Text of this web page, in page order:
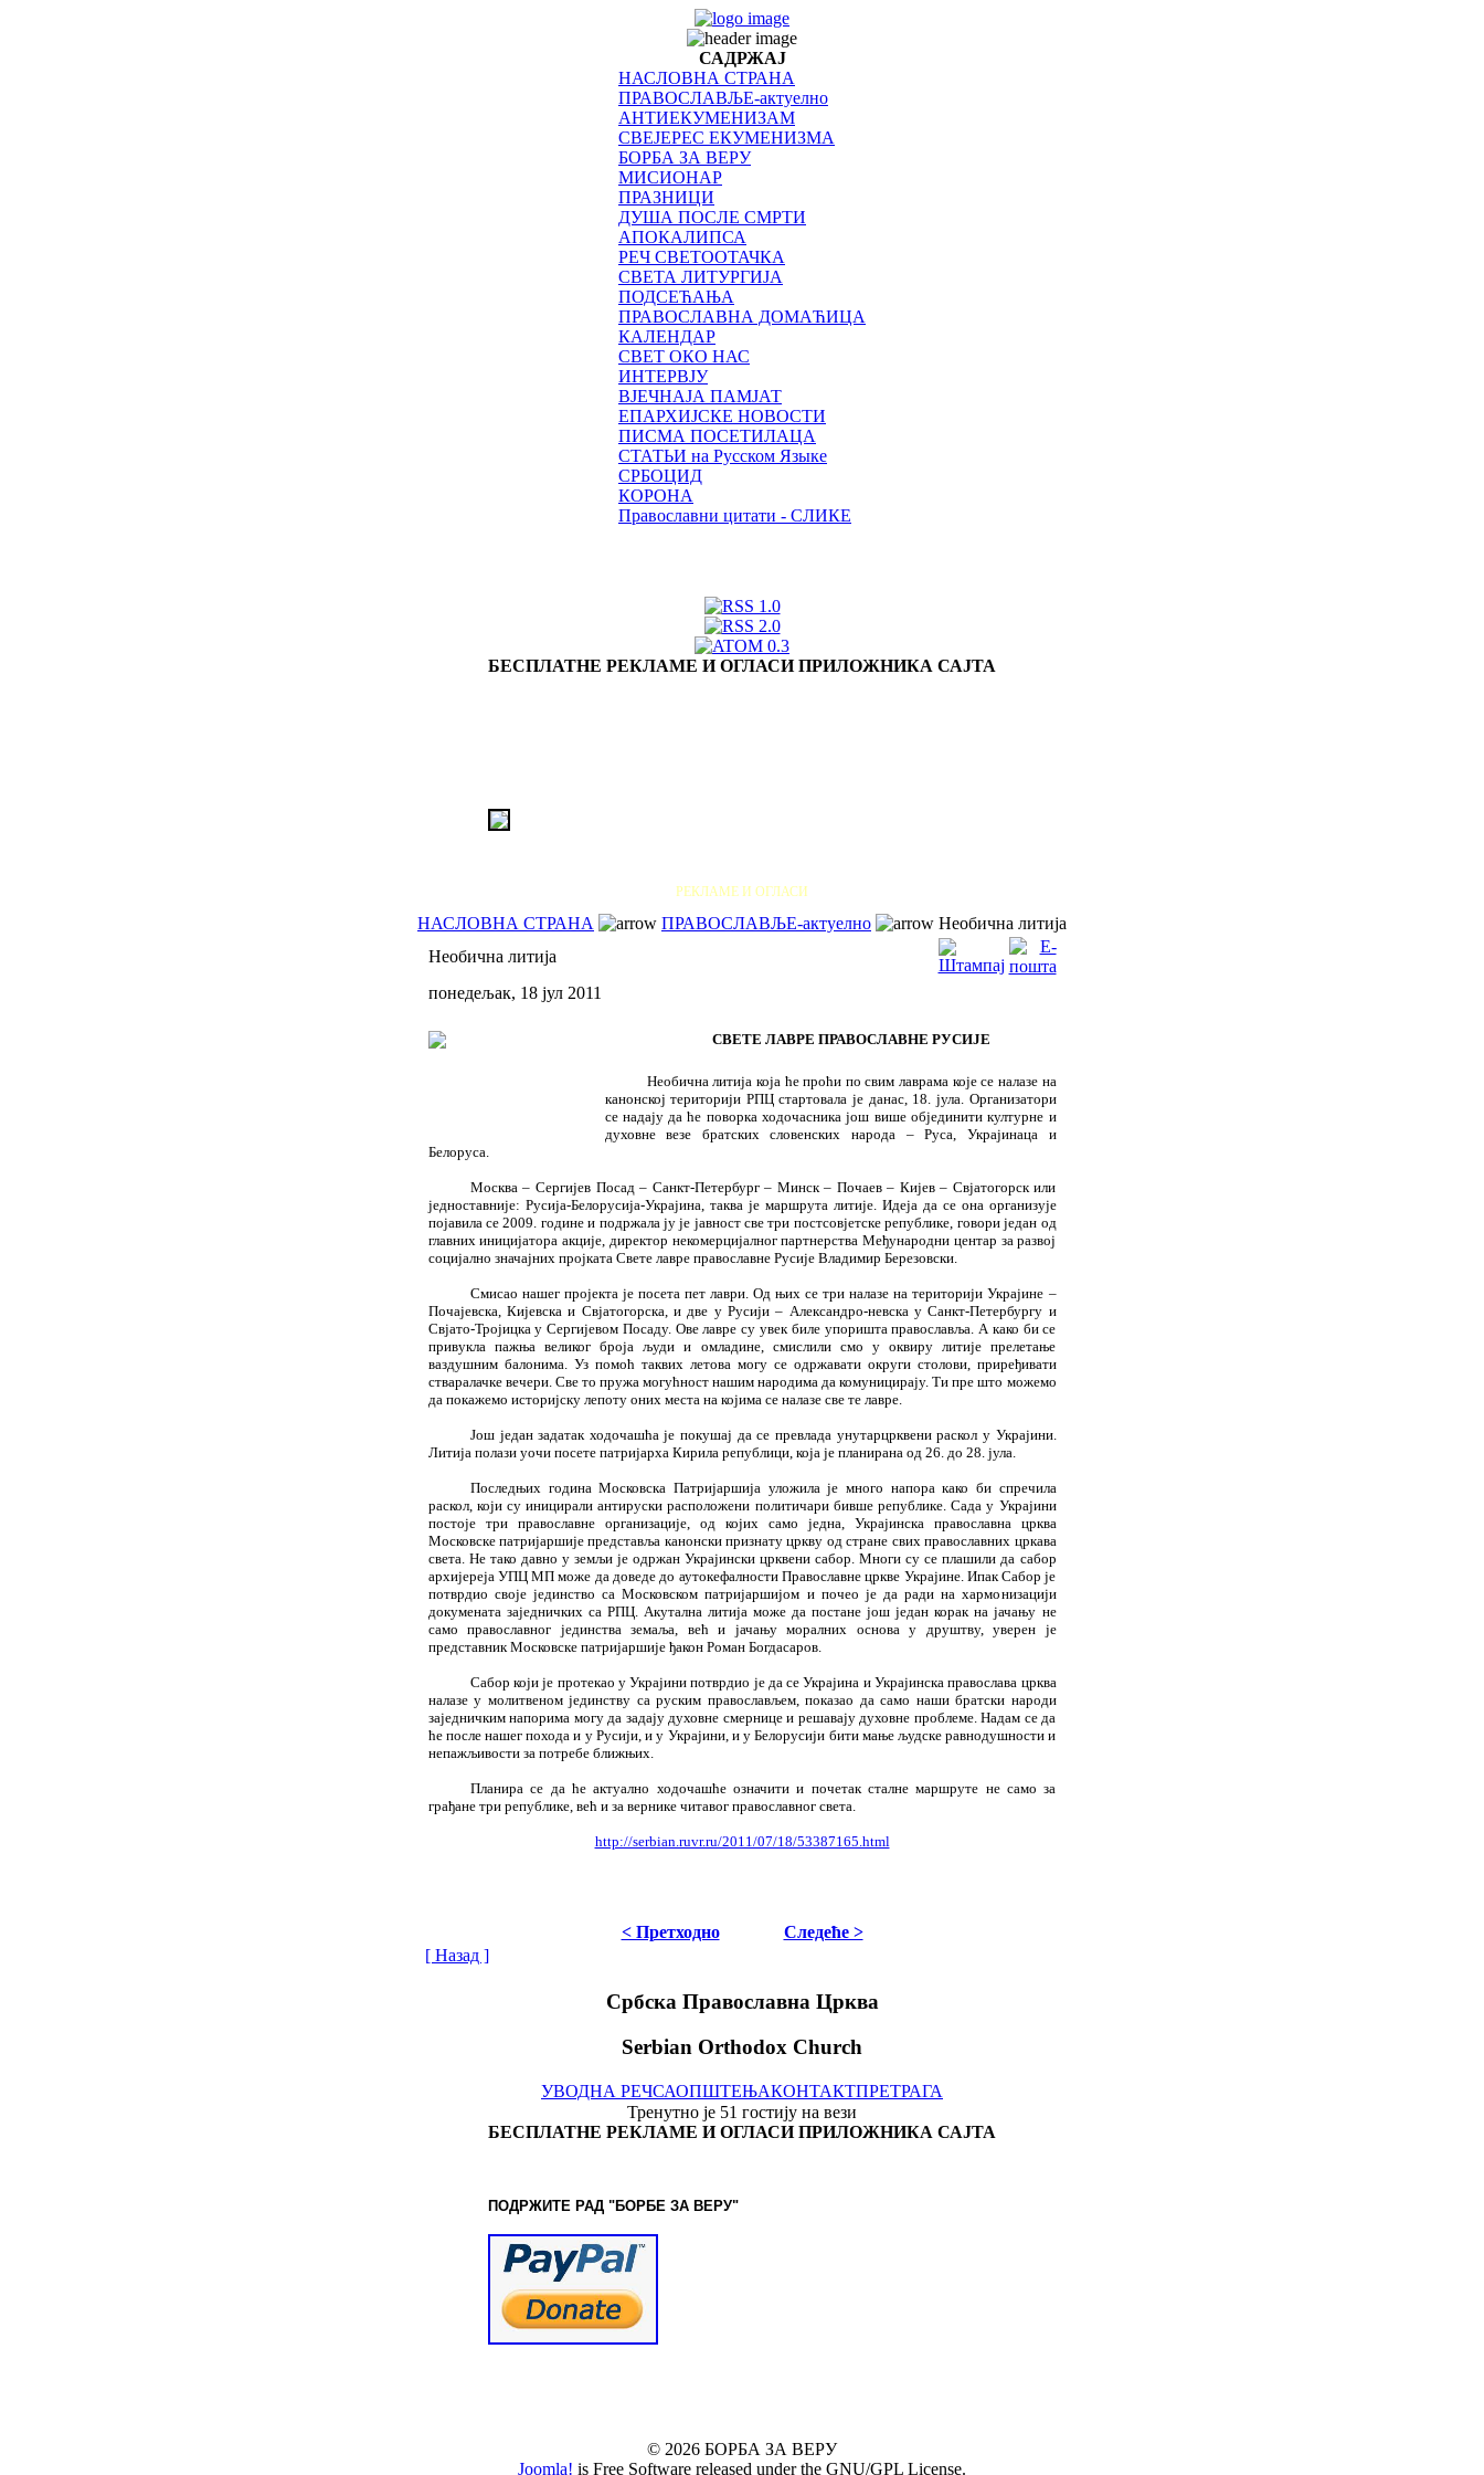
САДРЖАЈ
НАСЛОВНА СТРАНА
ПРАВОСЛАВЉЕ-актуелно
АНТИЕКУМЕНИЗАМ
СВЕЈЕРЕС ЕКУМЕНИЗМА
БОРБА ЗА ВЕРУ
МИСИОНАР
ПРАЗНИЦИ
ДУША ПОСЛЕ СМРТИ
АПОКАЛИПСА
РЕЧ СВЕТООТАЧКА
СВЕТА ЛИТУРГИЈА
ПОДСЕЋАЊА
ПРАВОСЛАВНА ДОМАЋИЦА
КАЛЕНДАР
СВЕТ ОКО НАС
ИНТЕРВЈУ
ВЈЕЧНАЈА ПАМЈАТ
ЕПАРХИЈСКЕ НОВОСТИ
ПИСМА ПОСЕТИЛАЦА
СТАТЬИ на Русском Языке
СРБОЦИД
КОРОНА
Православни цитати - СЛИКЕ
БЕСПЛАТНЕ РЕКЛАМЕ И ОГЛАСИ ПРИЛОЖНИКА САЈТА
РЕКЛАМЕ И ОГЛАСИ
НАСЛОВНА СТРАНА ПРАВОСЛАВЉЕ-актуелно
Необична литија
Необична литија
понедељак, 18 јул 2011
СВЕТЕ ЛАВРЕ ПРАВОСЛАВНЕ РУСИЈЕ
Необична литија која ће проћи по свим лаврама које се налазе на
канонској територији РПЦ стартовала је данас, 18. јула. Организатори
се надају да ће поворка ходочасника још више објединити културне и
духовне везе братских словенских народа – Руса, Украјинаца и
Белоруса.
Москва – Сергијев Посад – Санкт-Петербург – Минск – Почаев – Кијев – Свјатогорск или
једноставније: Русија-Белорусија-Украјина, таква је маршрута литије. Идеја да се она организује
појавила се 2009. године и подржала ју је јавност све три постсовјетске републике, говори један од
главних иницијатора акције, директор некомерцијалног партнерства Међународни центар за развој
социјално значајних пројката Свете лавре православне Русије Владимир Березовски.
Смисао нашег пројекта је посета пет лаври. Од њих се три налазе на територији Украјине –
Почајевска, Кијевска и Свјатогорска, и две у Русији – Александро-невска у Санкт-Петербургу и
Свјато-Тројицка у Сергијевом Посаду. Ове лавре су увек биле упоришта православља. А како би се
привукла пажња великог броја људи и омладине, смислили смо у оквиру литије прелетање
ваздушним балонима. Уз помоћ таквих летова могу се одржавати округи столови, приређивати
стваралачке вечери. Све то пружа могућност нашим народима да комуницирају. Ти пре што можемо
да покажемо историјску лепоту оних места на којима се налазе све те лавре.
Још један задатак ходочашћа је покушај да се превлада унутарцрквени раскол у Украјини.
Литија полази уочи посете патријарха Кирила републици, која је планирана од 26. до 28. јула.
Последњих година Московска Патријаршија уложила је много напора како би спречила
раскол, који су иницирали антируски расположени политичари бивше републике. Сада у Украјини
постоје три православне организације, од којих само једна, Украјинска православна црква
Московске патријаршије представља канонски признату цркву од стране свих православних цркава
света. Не тако давно у земљи је одржан Украјински црквени сабор. Многи су се плашили да сабор
архијереја УПЦ МП може да доведе до аутокефалности Православне цркве Украјине. Ипак Сабор је
потврдио своје јединство са Московском патријаршијом и почео је да ради на хармонизацији
докумената заједничких са РПЦ. Акутална литија може да постане још један корак на јачању не
само православног јединства земаља, већ и јачању моралних основа у друштву, уверен је
представник Московске патријаршије ђакон Роман Богдасаров.
Сабор који је протекао у Украјини потврдио је да се Украјина и Украјинска православа црква
налазе у молитвеном јединству са руским православљем, показао да само наши братски народи
заједничким напорима могу да задају духовне смернице и решавају духовне проблеме. Надам се да
ће после нашег похода и у Русији, и у Украјини, и у Белорусији бити мање људске равнодушности и
непажљивости за потребе ближњих.
Планира се да ће актуално ходочашће означити и почетак сталне маршруте не само за
грађане три републике, већ и за вернике читавог православног света.
http://serbian.ruvr.ru/2011/07/18/53387165.html
< Претходно
Следеће >
[ Назад ]
Србска Православна Црква
Serbian Orthodox Church
УВОДНА РЕЧСАОПШТЕЊАКОНТАКТПРЕТРАГА
Тренутно је 51 гостију на вези
БЕСПЛАТНЕ РЕКЛАМЕ И ОГЛАСИ ПРИЛОЖНИКА САЈТА
ПОДРЖИТЕ РАД "БОРБЕ ЗА ВЕРУ"
© 2026 БОРБА ЗА ВЕРУ
Joomla! is Free Software released under the GNU/GPL License.